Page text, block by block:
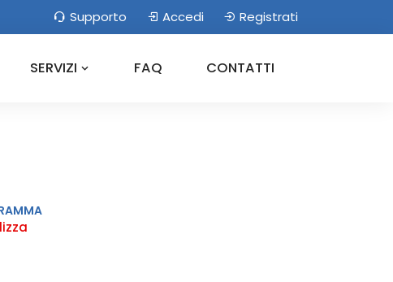
Supporto Accedi Registrati
SERVIZI FAQ CONTATTI